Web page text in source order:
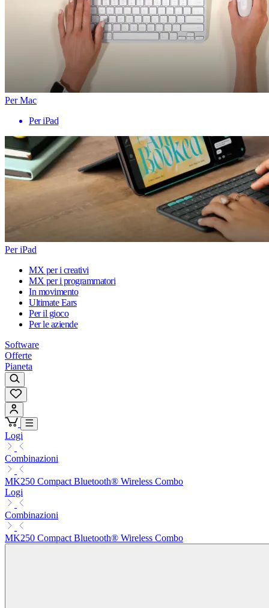
Per Mac
Per iPad
Per iPad
MX per i creativi
MX per i programmatori
In movimento
Ultimate Ears
Per il gioco
Per le aziende
Software
Offerte
Pianeta
Logi
Combinazioni
MK250 Compact Bluetooth® Wireless Combo
Logi
Combinazioni
MK250 Compact Bluetooth® Wireless Combo